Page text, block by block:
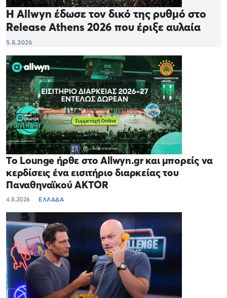
Η Allwyn έδωσε τον δικό της ρυθμό στο
Release Athens 2026 που έριξε αυλαία
5.8.2026
Το Lounge ήρθε στο Allwyn.gr και μπορείς να
κερδίσεις ένα εισιτήριο διαρκείας του
Παναθηναϊκού AKTOR
4.8.2026 ΕΛΛΑΔΑ